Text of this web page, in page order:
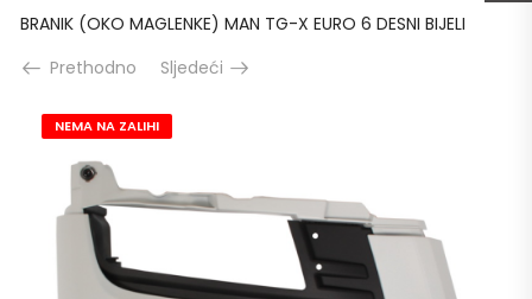
BRANIK (OKO MAGLENKE) MAN TG-X EURO 6 DESNI BIJELI
Prethodno
Sljedeći
NEMA NA ZALIHI